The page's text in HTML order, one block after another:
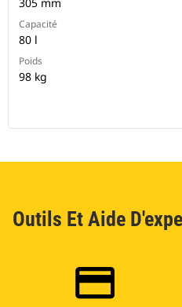
305 mm
Capacité
80 l
Poids
98 kg
Outils Et Aide